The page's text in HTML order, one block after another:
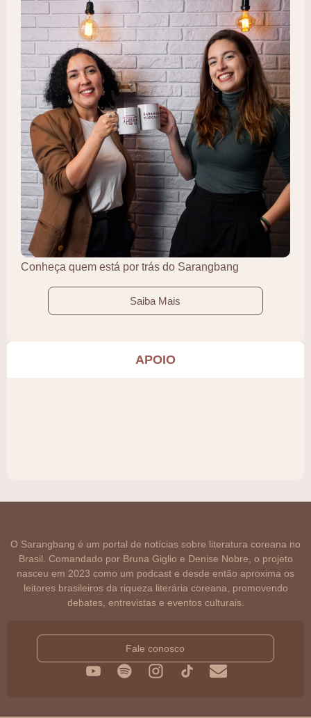
Conheça quem está por trás do Sarangbang
Saiba Mais
APOIO
O Sarangbang é um portal de notícias sobre literatura coreana no
Brasil. Comandado por Bruna Giglio e Denise Nobre, o projeto
nasceu em 2023 como um podcast e desde então aproxima os
leitores brasileiros da riqueza literária coreana, promovendo
debates, entrevistas e eventos culturais.
Fale conosco